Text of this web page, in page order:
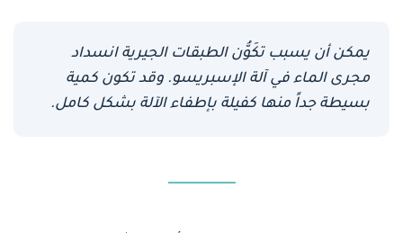
يمكن أن يسبب تكَوُّن الطبقات الجيرية انسداد
مجرى الماء في آلة الإسبريسو. وقد تكون كمية
بسيطة جداً منها كفيلة بإطفاء الآلة بشكل كامل.